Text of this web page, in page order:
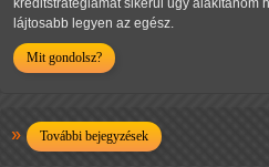
kreditstratégiámat sikerül úgy alakítanom
lájtosabb legyen az egész.
Mit gondolsz?
További bejegyzések